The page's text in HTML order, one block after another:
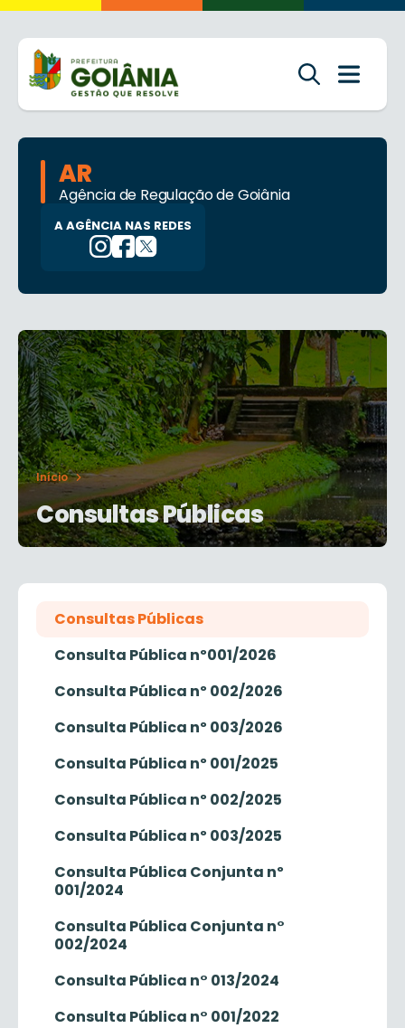
AR
Agência de Regulação de Goiânia
A AGÊNCIA NAS REDES
Início
Consultas Públicas
Consultas Públicas
Consulta Pública nº001/2026
Consulta Pública nº 002/2026
Consulta Pública nº 003/2026
Consulta Pública nº 001/2025
Consulta Pública nº 002/2025
Consulta Pública nº 003/2025
Consulta Pública Conjunta nº
001/2024
Consulta Pública Conjunta n°
002/2024
Consulta Pública n° 013/2024
Consulta Pública n° 001/2022